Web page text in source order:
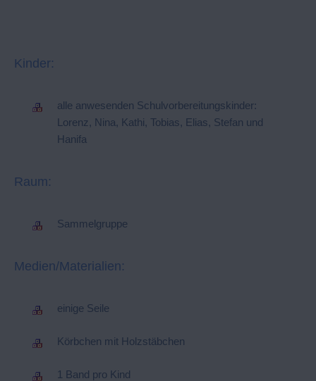
Kinder:
alle anwesenden Schulvorbereitungskinder:
Lorenz, Nina, Kathi, Tobias, Elias, Stefan und
Hanifa
Raum:
Sammelgruppe
Medien/Materialien:
einige Seile
Körbchen mit Holzstäbchen
1 Band pro Kind